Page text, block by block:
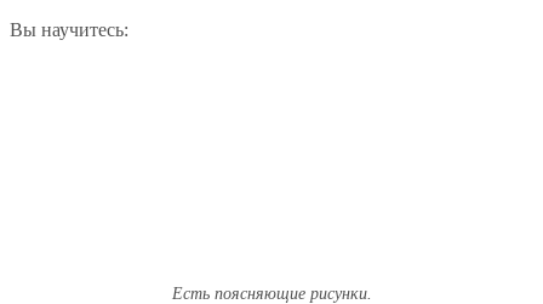
Вы научитесь:
Есть поясняющие рисунки.